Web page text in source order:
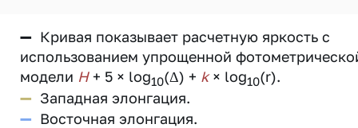
— Кривая показывает расчетную яркость с
использованием упрощенной
модели H+ 5 × log10(Δ) + k× log10(r).
— Западная элонгация.
— Восточная элонгация.